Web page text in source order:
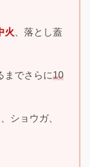
火 、落とし蓋
までさらに10
ショウガ、